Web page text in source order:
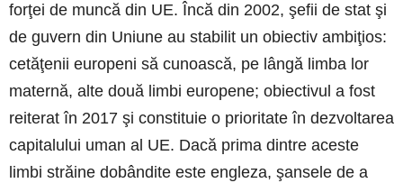
forţei de muncă din UE. Încă din 2002, şefii de stat şi
de guvern din Uniune au stabilit un obiectiv ambiţios:
cetăţenii europeni să cunoască, pe lângă limba lor
maternă, alte două limbi europene; obiectivul a fost
reiterat în 2017 şi constituie o prioritate în dezvoltarea
capitalului uman al UE. Dacă prima dintre aceste
limbi străine dobândite este engleza, şansele de a